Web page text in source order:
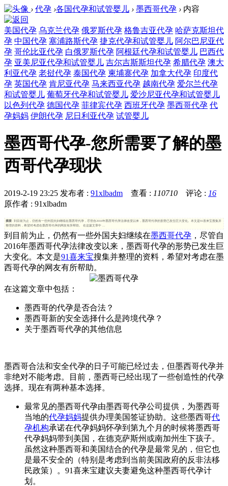
› 代孕 ›各国代孕和试管婴儿 › 墨西哥代孕 › 内容
美国代孕 乌克兰代孕 俄罗斯代孕 格鲁吉亚代孕 哈萨克斯坦代
孕 中国代孕 塞浦路斯代孕 捷克代孕和试管婴儿 阿尔巴尼亚代
孕 哥伦比亚代孕 白俄罗斯代孕 阿根廷代孕和试管婴儿 巴西代
孕 亚美尼亚代孕和试管婴儿 吉尔吉斯斯坦代孕 希腊代孕 澳大
利亚代孕 老挝代孕 泰国代孕 柬埔寨代孕 加拿大代孕 印度代
孕 英国代孕 肯尼亚代孕 马来西亚代孕 越南代孕 爱尔兰代孕
和试管婴儿 葡萄牙代孕和试管婴儿 爱沙尼亚代孕和试管婴儿
以色列代孕 德国代孕 菲律宾代孕 西班牙代孕 墨西哥代孕 代
孕妈妈 伊朗代孕 尼日利亚代孕 试管婴儿
墨西哥代孕-您所需要了解的墨
西哥代孕现状
2019-2-19 23:25 发布者 : 91xlbadm 查看 : 110710 评论 : 16
原作者 : 91xlbadm
摘要: 到目前为止，仍然有一些外国夫妇继续在墨西哥代孕，尽管自2016年墨西哥代孕法律改变以来，墨西哥代孕的形势已发生巨大变化。本文是91喜来宝搜集并
整理的资料，希望对考虑在墨西哥代孕的网友有所帮助。 在这篇文章中 ...
到目前为止，仍然有一些外国夫妇继续在墨西哥代孕 ，尽管自
2016年墨西哥代孕法律改变以来，墨西哥代孕的形势已发生巨
大变化。本文是91喜来宝搜集并整理的资料，希望对考虑在墨
西哥代孕的网友有所帮助。
在这篇文章中包括：
墨西哥的代孕是否合法？
墨西哥新的安全选择什么是跨境代孕？
关于墨西哥代孕的其他信息
墨西哥合法和安全代孕的日子可能已经过去，但墨西哥代孕并
非绝对不能考虑。目前，墨西哥已经出现了一些创造性的代孕
选择。现在有两种基本选择。
最常见的墨西哥代孕由墨西哥代孕公司提供，为墨西哥
当地的代孕妈妈提供办理美国签证协助。这些墨西哥代
孕机构承诺在代孕妈妈怀孕到第九个月的时候将墨西哥
代孕妈妈带到美国，在德克萨斯州或南加州生下孩子。
虽然这种墨西哥和美国结合的代孕是最常见的，但它也
是最不安全的（特别是考虑到当前美国政府的反非法移
民政策）。91喜来宝建议夫妻避免这种墨西哥代孕计
划。